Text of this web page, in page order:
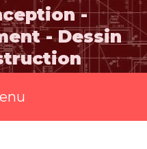
-
- Dessin